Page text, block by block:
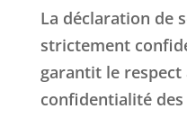
La déclaration de
strictement
garantit le respect
confidentialité